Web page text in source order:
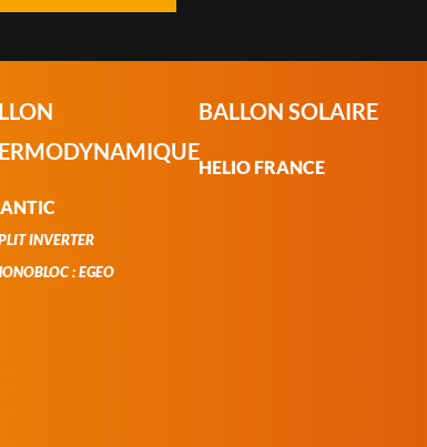
INVERTER
: EGEO
BALLON SOLAIRE
HELIO FRANCE